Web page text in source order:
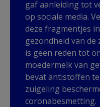
gaf aanleiding tot
op sociale media.
deze fragmentjes
gezondheid van
is geen reden tot
moedermelk van
bevat antistoffen
zuigeling
coronabesmetting.